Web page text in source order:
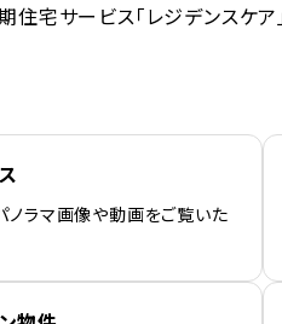
住宅サービス「レジデンスケ
ラマ画像や動画をご覧いた